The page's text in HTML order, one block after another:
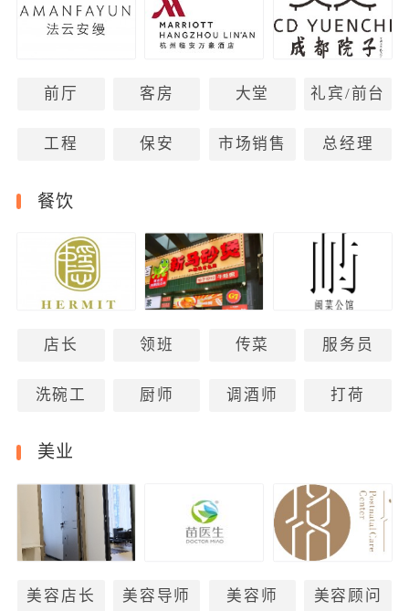
前厅 客房 大堂 礼宾/前台
工程 保安 市场销售 总经理
餐饮
店长 领班 传菜 服务员
洗碗工 厨师 调酒师 打荷
美业
美容店长 美容导师 美容师 美容顾问